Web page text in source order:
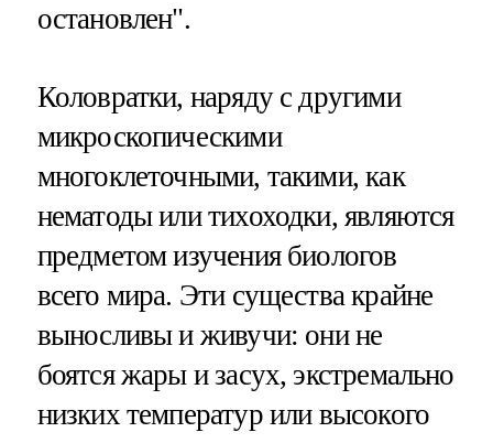
остановлен".
Коловратки, наряду с другими
микроскопическими
многоклеточными, такими, как
нематоды или тихоходки, являются
предметом изучения биологов
всего мира. Эти существа крайне
выносливы и живучи: они не
боятся жары и засух, экстремально
низких температур или высокого